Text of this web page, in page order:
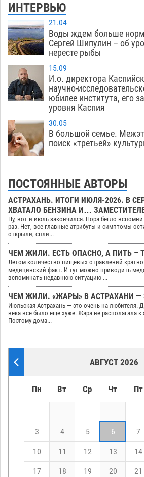
ИНТЕРВЬЮ
21.04
Воды ждем больше
Сергей Шипулин – об
нересте рыбы
15.09
И.о. директора
научно-
юбилее института, его
уровня Каспия
30.05
В большой семье.
поиск «третьей»
ПОСТОЯННЫЕ АВТОРЫ
АСТРАХАНЬ. ИТОГИ ИЮЛЯ-2026. В
ХВАТАЛО БЕНЗИНА И…
Ну, вот и июль закончился. Пора бегло
раз. Нет, все главные атрибуты и симптомы
открыли, спли...
ЧЕМ ЖИЛИ. ЕСТЬ ОПАСНО, А ПИТЬ –
Летом количество пищевых отравлений кратно
медицинский факт. И тут можно приводить
вспоминать недавнюю ситуацию ...
ЧЕМ ЖИЛИ. «ЖАРЫ» В АСТРАХАНИ —
Июльская Астрахань — это очень на любителя.
века все было еще хуже. Жара не располагала к
Поэтому дома...
АВГУСТ 2026
Пн Вт Ср Чт Пт
3 4 5 6 7
10 11 12 13 14
17 18 19 20 21